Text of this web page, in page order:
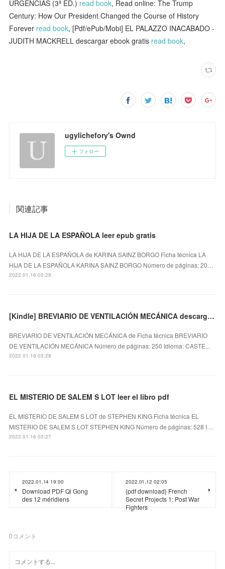
URGENCIAS (3ª ED.) read book, Read online: The Trump
Century: How Our President Changed the Course of History
Forever read book, [Pdf/ePub/Mobi] EL PALAZZO INACABADO -
JUDITH MACKRELL descargar ebook gratis read book,
ugylichefory's Ownd
フォロー
関連記事
LA HIJA DE LA ESPAÑOLA leer epub gratis
LA HIJA DE LA ESPAÑOLA de KARINA SAINZ BORGO Ficha técnica LA
HIJA DE LA ESPAÑOLA KARINA SAINZ BORGO Número de páginas: 20…
2022.01.16 03:29
[Kindle] BREVIARIO DE VENTILACIÓN MECÁNICA descargar gratis
BREVIARIO DE VENTILACIÓN MECÁNICA de Ficha técnica BREVIARIO
DE VENTILACIÓN MECÁNICA Número de páginas: 250 Idioma: CASTE...
2022.01.16 03:28
EL MISTERIO DE SALEM S LOT leer el libro pdf
EL MISTERIO DE SALEM S LOT de STEPHEN KING Ficha técnica EL
MISTERIO DE SALEM S LOT STEPHEN KING Número de páginas: 528 I…
2022.01.16 03:27
2022.01.14 19:00
Download PDF Qi Gong
des 12 méridiens
2022.01.12 02:05
{pdf download} French
Secret Projects 1: Post War
Fighters
0コメント